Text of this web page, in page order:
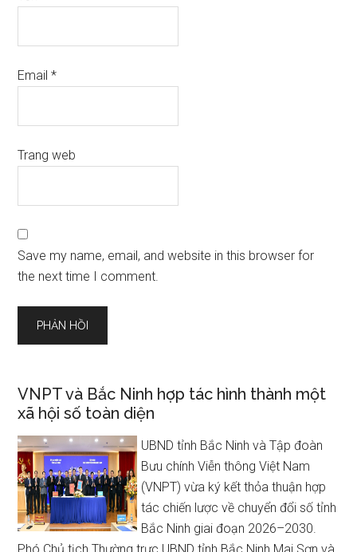
Email*
Trang web
Save my name, email, and website in this browser for
the next time I comment.
VNPT và Bắc Ninh hợp tác hình thành một
xã hội số toàn diện
UBND tỉnh Bắc Ninh và Tập đoàn
Bưu chính Viễn thông Việt Nam
(VNPT) vừa ký kết thỏa thuận hợp
tác chiến lược về chuyển đổi số tỉnh
Bắc Ninh giai đoạn 2026–2030.